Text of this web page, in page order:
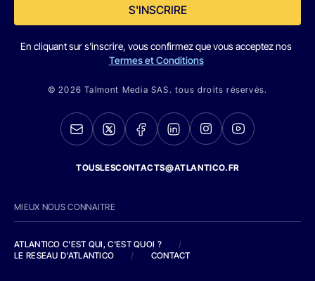
S'INSCRIRE
En cliquant sur s'inscrire, vous confirmez que vous acceptez nos
Termes et Conditions
© 2026 Talmont Media SAS. tous droits réservés.
TOUSLESCONTACTS@ATLANTICO.FR
MIEUX NOUS CONNAITRE
ATLANTICO C'EST QUI, C'EST QUOI ?
/
LE RESEAU D'ATLANTICO
/ CONTACT